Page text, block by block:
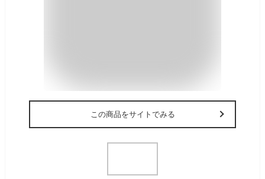
この商品をサイトでみる